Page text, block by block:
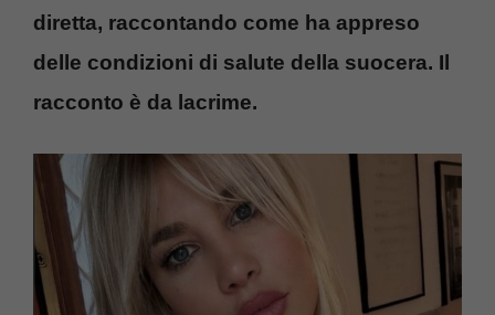
diretta, raccontando come ha appreso
delle condizioni di salute della suocera. Il
racconto è da lacrime.